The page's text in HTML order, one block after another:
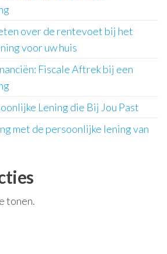
over de rentevoet bij het
voor uw huis
Fiscale Aftrek bij een
Lening die Bij Jou Past
met de persoonlijke lening van
tonen.